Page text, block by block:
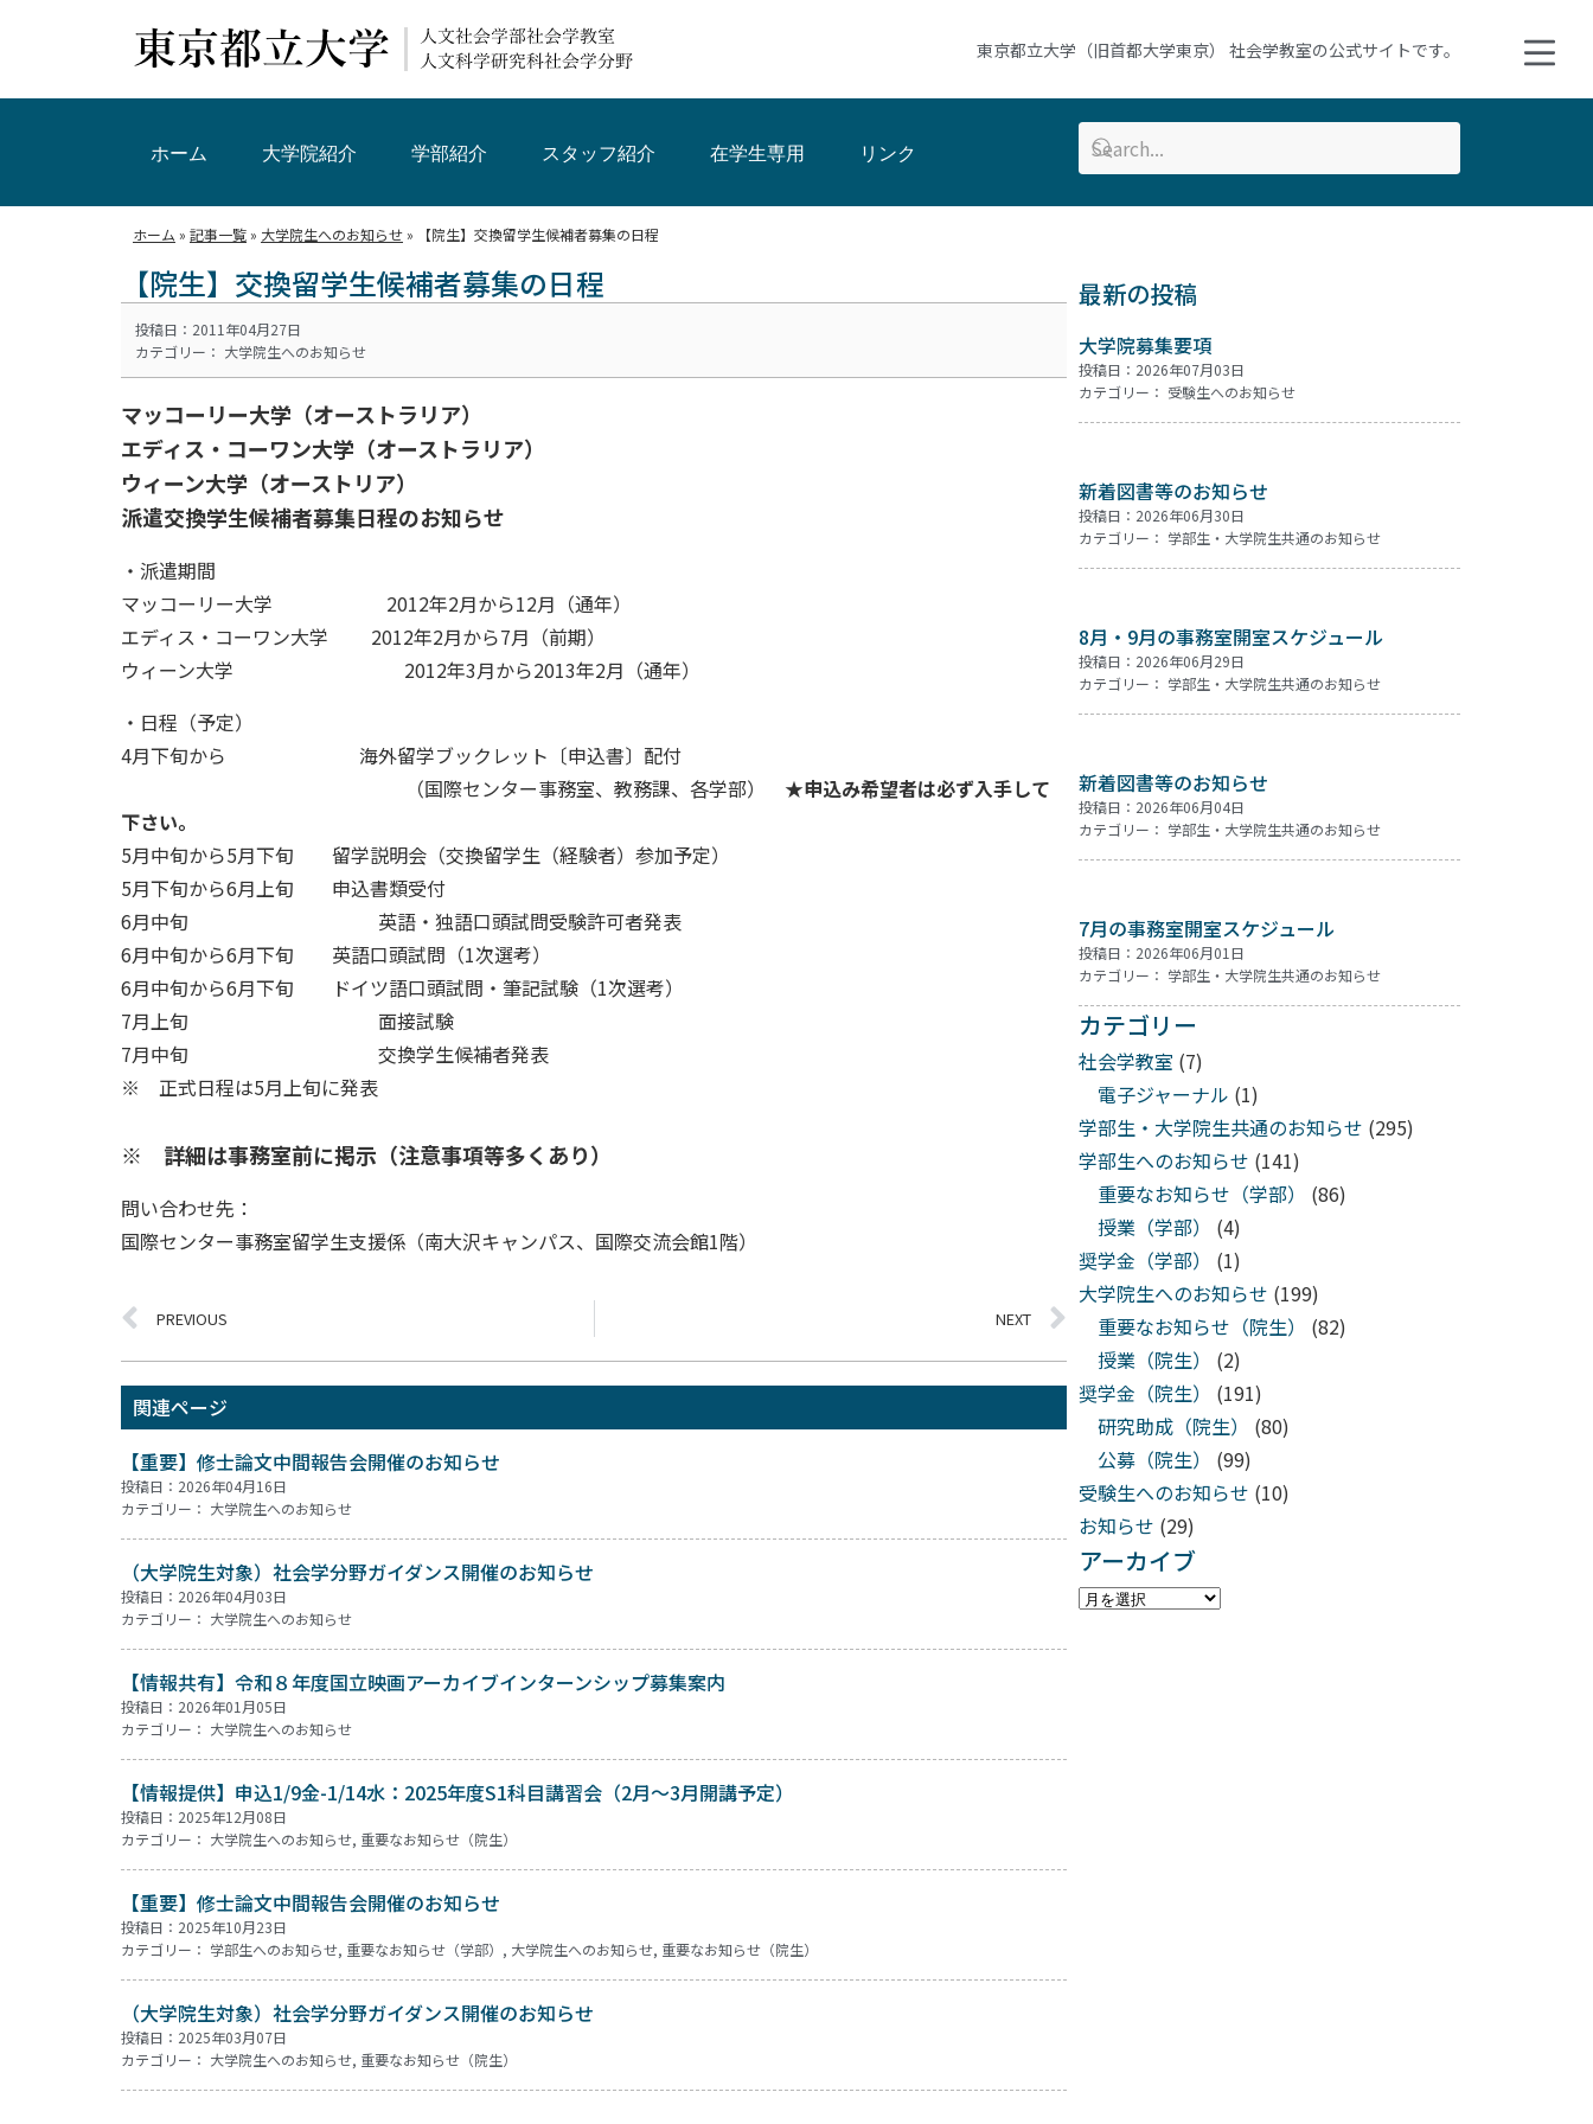
東京都立大学（旧首都大学東京） 社会学教室の公式サイトです。
ホーム 大学院紹介 学部紹介 スタッフ紹介 在学生専用 リンク
ホーム » 記事一覧 » 大学院生へのお知らせ » 【院生】交換留学生候補者募集の日程
【院生】交換留学生候補者募集の日程
投稿日：2011年04月27日
カテゴリー： 大学院生へのお知らせ
マッコーリー大学（オーストラリア）
エディス・コーワン大学（オーストラリア）
ウィーン大学（オーストリア）
派遣交換学生候補者募集日程のお知らせ
・派遣期間
マッコーリー大学 2012年2月から12月（通年）
エディス・コーワン大学 2012年2月から7月（前期）
ウィーン大学 2012年3月から2013年2月（通年）
・日程（予定）
4月下旬から 海外留学ブックレット〔申込書〕配付
（国際センター事務室、教務課、各学部） ★申込み希望者は必ず入手して
下さい。
5月中旬から5月下旬 留学説明会（交換留学生（経験者）参加予定）
5月下旬から6月上旬 申込書類受付
6月中旬 英語・独語口頭試問受験許可者発表
6月中旬から6月下旬 英語口頭試問（1次選考）
6月中旬から6月下旬 ドイツ語口頭試問・筆記試験（1次選考）
7月上旬 面接試験
7月中旬 交換学生候補者発表
※ 正式日程は5月上旬に発表
※ 詳細は事務室前に掲示（注意事項等多くあり）
問い合わせ先：
国際センター事務室留学生支援係（南大沢キャンパス、国際交流会館1階）
PREVIOUS NEXT
関連ページ
【重要】修士論文中間報告会開催のお知らせ
投稿日：2026年04月16日
カテゴリー： 大学院生へのお知らせ
（大学院生対象）社会学分野ガイダンス開催のお知らせ
投稿日：2026年04月03日
カテゴリー： 大学院生へのお知らせ
【情報共有】令和８年度国立映画アーカイブインターンシップ募集案内
投稿日：2026年01月05日
カテゴリー： 大学院生へのお知らせ
【情報提供】申込1/9金-1/14水：2025年度S1科目講習会（2月～3月開講予定）
投稿日：2025年12月08日
カテゴリー： 大学院生へのお知らせ, 重要なお知らせ（院生）
【重要】修士論文中間報告会開催のお知らせ
投稿日：2025年10月23日
カテゴリー： 学部生へのお知らせ, 重要なお知らせ（学部） , 大学院生へのお知らせ, 重要なお知らせ（院生）
（大学院生対象）社会学分野ガイダンス開催のお知らせ
投稿日：2025年03月07日
カテゴリー： 大学院生へのお知らせ, 重要なお知らせ（院生）
最新の投稿
大学院募集要項
投稿日：2026年07月03日
カテゴリー： 受験生へのお知らせ
新着図書等のお知らせ
投稿日：2026年06月30日
カテゴリー： 学部生・大学院生共通のお知らせ
8月・9月の事務室開室スケジュール
投稿日：2026年06月29日
カテゴリー： 学部生・大学院生共通のお知らせ
新着図書等のお知らせ
投稿日：2026年06月04日
カテゴリー： 学部生・大学院生共通のお知らせ
7月の事務室開室スケジュール
投稿日：2026年06月01日
カテゴリー： 学部生・大学院生共通のお知らせ
カテゴリー
社会学教室 (7)
電子ジャーナル (1)
学部生・大学院生共通のお知らせ (295)
学部生へのお知らせ (141)
重要なお知らせ（学部）
(86)
授業（学部）
(4)
奨学金（学部）
(1)
大学院生へのお知らせ (199)
重要なお知らせ（院生）
(82)
授業（院生）
(2)
奨学金（院生）
(191)
研究助成（院生）
(80)
公募（院生）
(99)
受験生へのお知らせ (10)
お知らせ (29)
アーカイブ